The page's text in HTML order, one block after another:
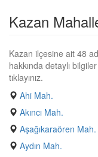
Kazan
Kazan ilçesine ait 48
hakkında detaylı
tıklayınız.
Ahi Mah.
Akıncı Mah.
Aşağıkaraören Mah.
Aydın Mah.